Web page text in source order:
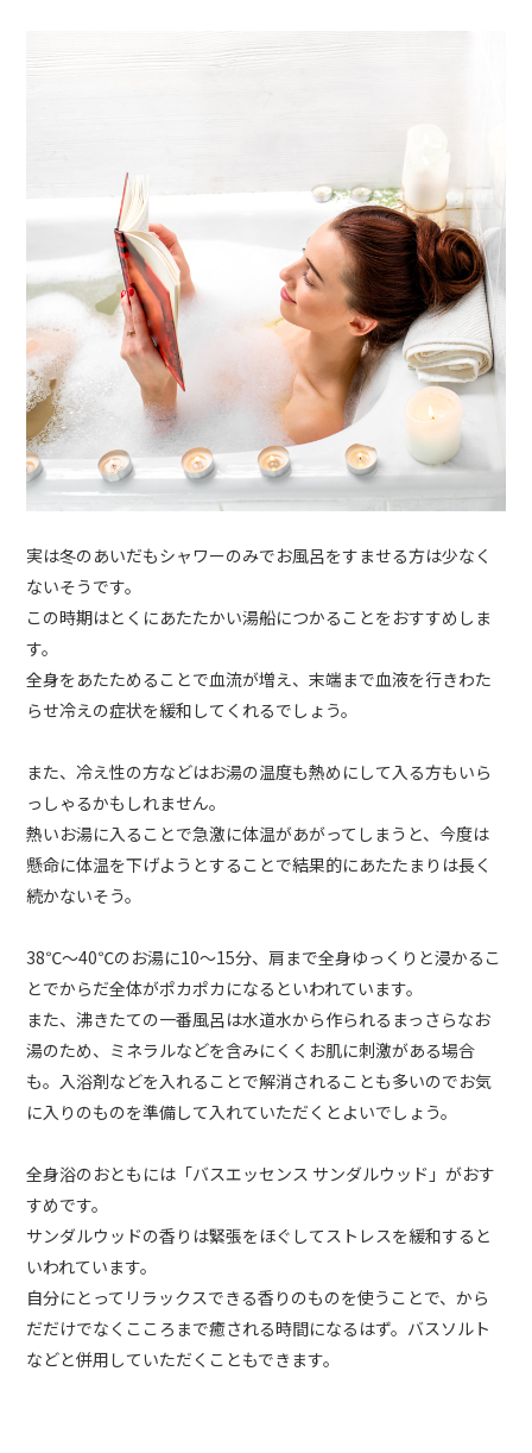
実は冬のあいだもシャワーのみでお風呂をすませる方は少なく
ないそうです。
この時期はとくにあたたかい湯船につかることをおすすめしま
す。
全身をあたためることで血流が増え、末端まで血液を行きわた
らせ冷えの症状を緩和してくれるでしょう。
また、冷え性の方などはお湯の温度も熱めにして入る方もいら
っしゃるかもしれません。
熱いお湯に入ることで急激に体温があがってしまうと、今度は
懸命に体温を下げようとすることで結果的にあたたまりは長く
続かないそう。
38℃～40℃のお湯に10～15分、肩まで全身ゆっくりと浸かるこ
とでからだ全体がポカポカになるといわれています。
また、沸きたての一番風呂は水道水から作られるまっさらなお
湯のため、ミネラルなどを含みにくくお肌に刺激がある場合
も。入浴剤などを入れることで解消されることも多いのでお気
に入りのものを準備して入れていただくとよいでしょう。
全身浴のおともには「バスエッセンス サンダルウッド」がおす
すめです。
サンダルウッドの香りは緊張をほぐしてストレスを緩和すると
いわれています。
自分にとってリラックスできる香りのものを使うことで、から
だだけでなくこころまで癒される時間になるはず。バスソルト
などと併用していただくこともできます。